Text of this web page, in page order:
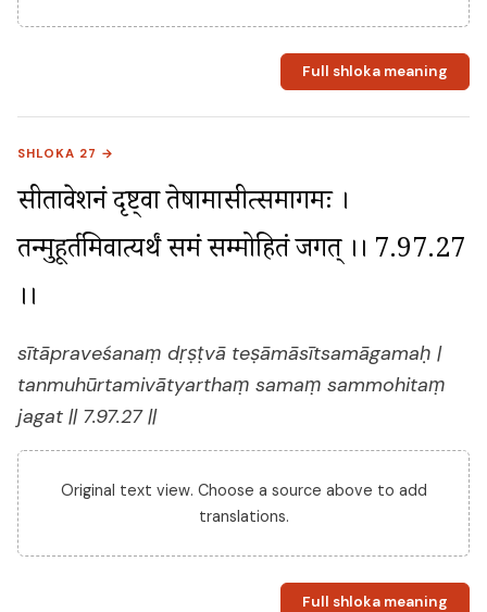
Full shloka meaning
SHLOKA 27 →
सीताप्रवेशनं दृष्ट्वा तेषामासीत्समागमः ।
तन्मुहूर्तमिवात्यर्थं समं सम्मोहितं जगत् ।। 7.97.27
।।
sītāpraveśanaṃ dṛṣṭvā teṣāmāsītsamāgamaḥ |
tanmuhūrtamivātyarthaṃ samaṃ sammohitaṃ
jagat || 7.97.27 ||
Original text view. Choose a source above to add
translations.
Full shloka meaning